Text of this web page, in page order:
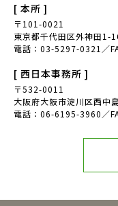
[ 本所 ]
〒101-0021
東京都千代田区外神田1-
電話：03-5297-0321／
[ 西日本事務所 ]
〒532-0011
大阪府大阪市淀川区西中
電話：06-6195-3960／